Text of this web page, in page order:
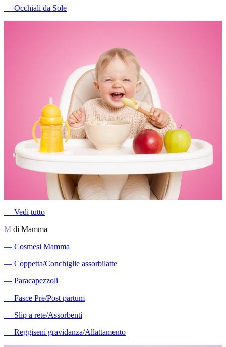
― Occhiali da Sole
― Vedi tutto
M di Mamma
― Cosmesi Mamma
― Coppetta/Conchiglie assorbilatte
― Paracapezzoli
― Fasce Pre/Post partum
― Slip a rete/Assorbenti
― Reggiseni gravidanza/Allattamento